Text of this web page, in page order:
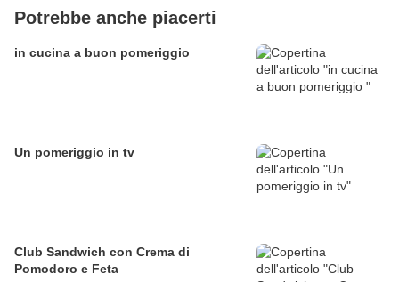
Potrebbe anche piacerti
in cucina a buon pomeriggio
Un pomeriggio in tv
Club Sandwich con Crema di
Pomodoro e Feta